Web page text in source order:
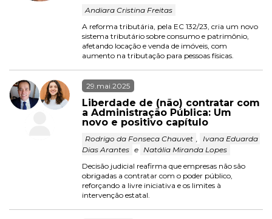
Andiara Cristina Freitas
A reforma tributária, pela EC 132/23, cria um novo
sistema tributário sobre consumo e patrimônio,
afetando locação e venda de imóveis, com
aumento na tributação para pessoas físicas.
29.mai.2025
Liberdade de (não) contratar com
a Administração Pública: Um
novo e positivo capítulo
Rodrigo da Fonseca Chauvet , Ivana Eduarda
Dias Arantes e Natália Miranda Lopes
Decisão judicial reafirma que empresas não são
obrigadas a contratar com o poder público,
reforçando a livre iniciativa e os limites à
intervenção estatal.